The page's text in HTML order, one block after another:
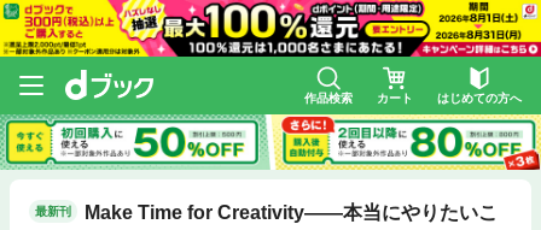
作品検索 カート はじめての方へ
最新刊
Make Time for Creativity――本当にやりたいこ